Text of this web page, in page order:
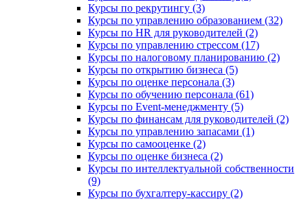
Курсы по рекрутингу (3)
Курсы по управлению образованием (32)
Курсы по HR для руководителей (2)
Курсы по управлению стрессом (17)
Курсы по налоговому планированию (2)
Курсы по открытию бизнеса (5)
Курсы по оценке персонала (3)
Курсы по обучению персонала (61)
Курсы по Event-менеджменту (5)
Курсы по финансам для руководителей (2)
Курсы по управлению запасами (1)
Курсы по самооценке (2)
Курсы по оценке бизнеса (2)
Курсы по интеллектуальной собственности
(9)
Курсы по бухгалтеру-кассиру (2)